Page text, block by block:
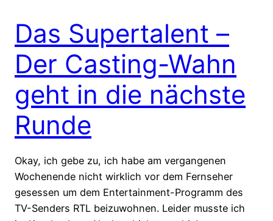
Das Supertalent –
Der Casting-Wahn
geht in die nächste
Runde
Okay, ich gebe zu, ich habe am vergangenen
Wochenende nicht wirklich vor dem Fernseher
gesessen um dem Entertainment-Programm des
TV-Senders RTL beizuwohnen. Leider musste ich